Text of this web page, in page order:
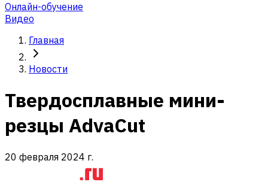
Онлайн-обучение
Видео
Главная
Новости
Твердосплавные мини-
резцы AdvaCut
20 февраля 2024 г.